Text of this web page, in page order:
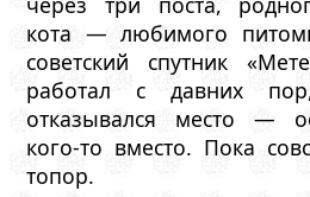
кота — любимого
советский спутник
работал с давних
отказывался место —
кого-то вместо. Пока
топор.